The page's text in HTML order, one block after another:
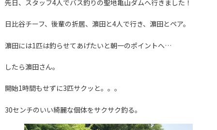
先日、スタッフ4人でバス釣りの聖地亀山ダムへ行きました！
日比谷チーフ、後輩の折居、濵田と4人で行き、濵田とペア。
濵田には1匹は釣らせてあげたいと朝一のポイントへ…
したら濵田さん。
開始1時間もせずに3匹サクッと。。。
30センチのいい綺麗な個体をサクサク釣る。